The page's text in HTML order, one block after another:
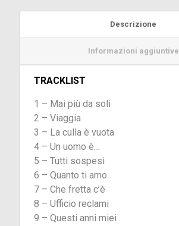
Descrizione
Informazioni aggiuntive
TRACKLIST
1 – Mai più da soli
2 – Viaggia
3 – La culla è vuota
4 – Un uomo è…
5 – Tutti sospesi
6 – Quanto ti amo
7 – Che fretta c’è
8 – Ufficio reclami
9 – Questi anni miei